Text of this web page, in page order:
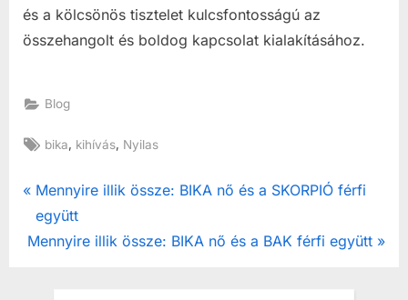
és a kölcsönös tisztelet kulcsfontosságú az
összehangolt és boldog kapcsolat kialakításához.
Blog
Tags:
bika kihívás Nyilas
Post
navigation
P
r
e
Mennyire illik össze: BIKA nő és a SKORPIÓ férfi
együtt
N
Mennyire illik össze: BIKA nő és a BAK férfi együtt